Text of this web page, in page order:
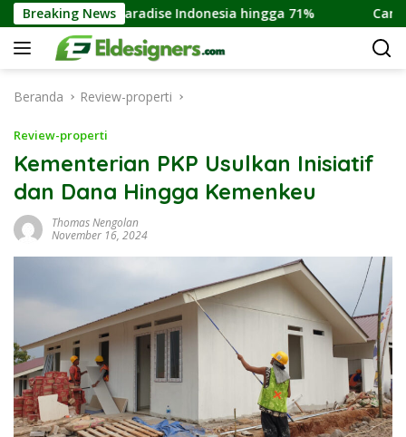
Langsung
ke
konten
Breaking News
Income Paradise Indonesia hingga 71% Cara
Beranda Review-properti
Review-properti
Kementerian PKP Usulkan Inisiatif
dan Dana Hingga Kemenkeu
Thomas Nengolan
November 16, 2024